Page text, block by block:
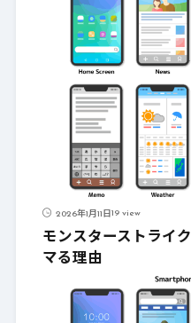
2026年1月11日19 view
モンスターストライ
マる理由